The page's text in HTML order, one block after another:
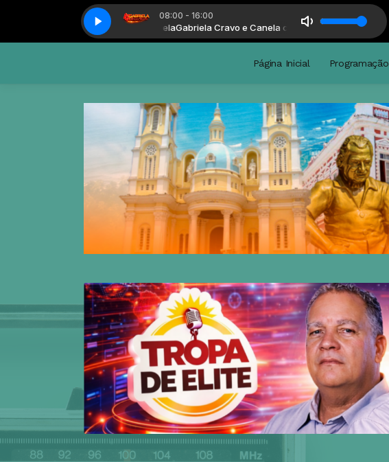
08:00 - 16:00
Cravo e Canela com Gabriela Gabriela Cravo e Canela com Gabriela
Página Inicial Programação